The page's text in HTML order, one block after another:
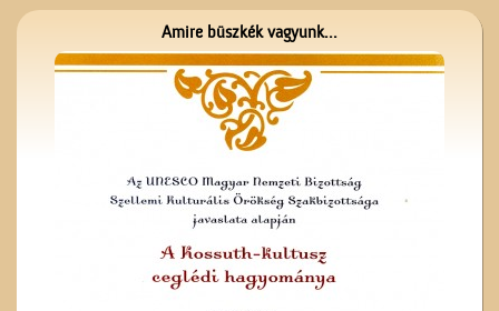
Magyar írók országjárása
Amire büszkék vagyunk...